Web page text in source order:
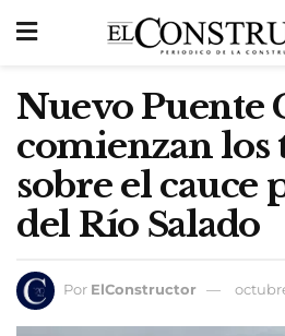
Nuevo Puente
comienzan los
sobre el cauce
del Río Salado
Por ElConstructor